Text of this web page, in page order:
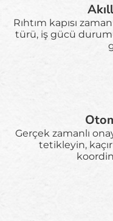
Rıhtım kapısı
türü, iş gücü
Gerçek zamanlı
tetikleyin,